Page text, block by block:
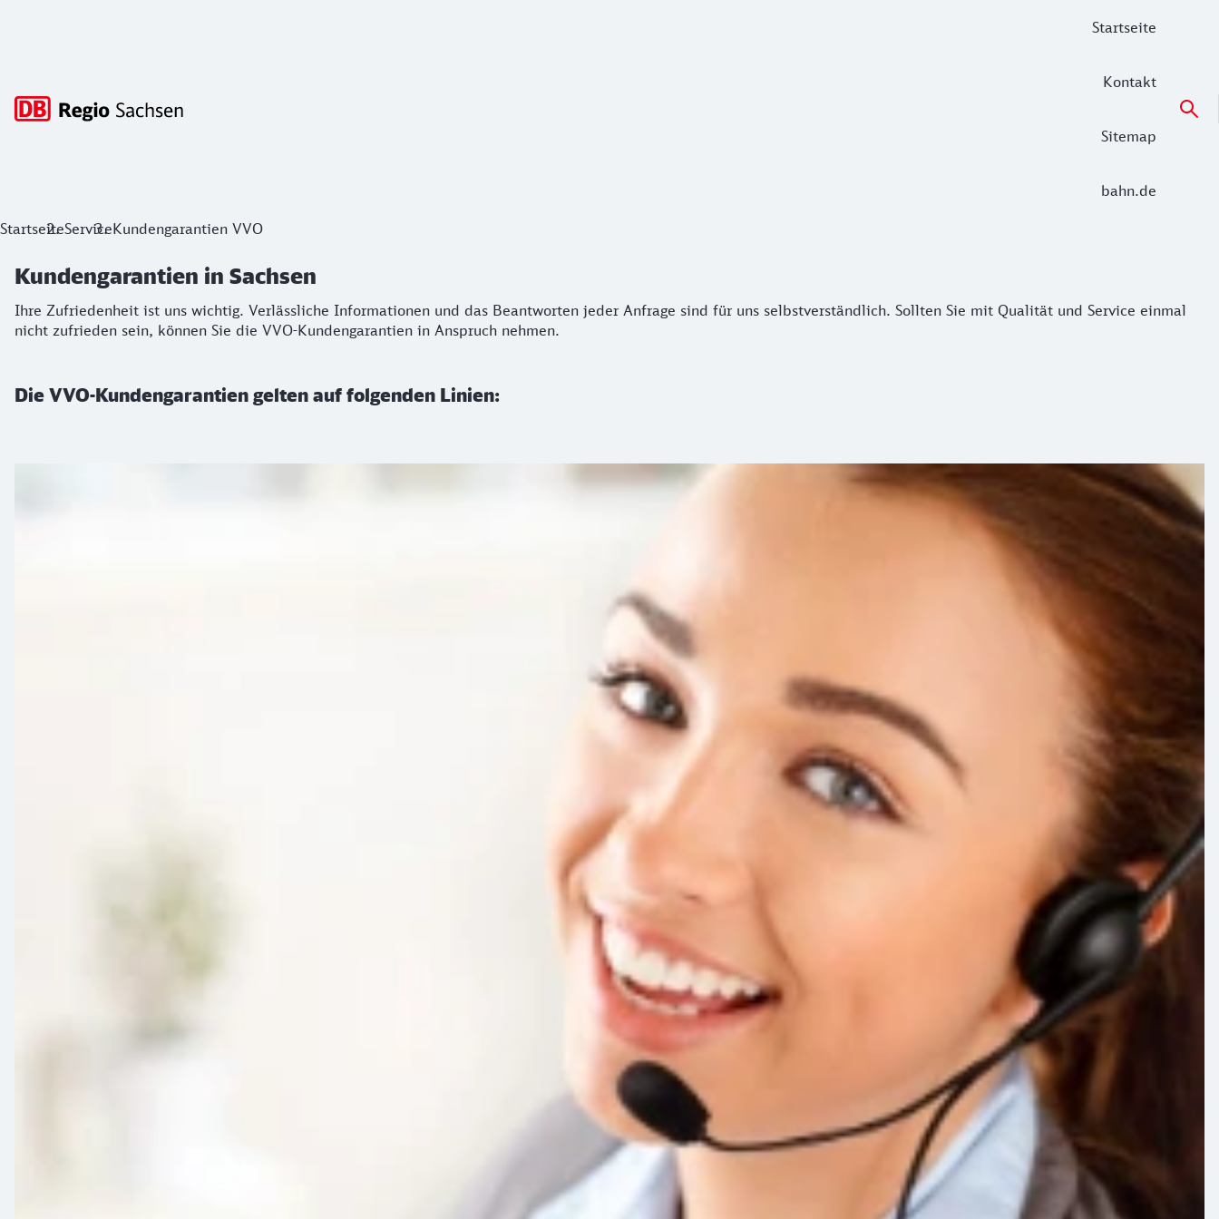
Startseite
Kontakt
Sitemap
bahn.de
Kundengarantien in Sachsen
StartseiteServiceKundengarantien VVO
Kundengarantien in Sachsen
Ihre Zufriedenheit ist uns wichtig. Verlässliche Informationen und das Beantworten jeder Anfrage sind für uns selbstverständlich. Sollten Sie mit Qualität und Service einmal
nicht zufrieden sein, können Sie die VVO-Kundengarantien in Anspruch nehmen.
Die VVO-Kundengarantien gelten auf folgenden Linien: